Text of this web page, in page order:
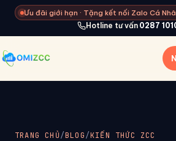
Ưu đãi giới hạn · Tặng kết nối Zalo Cá
Hotline tư vấn 0287
TRANG CHỦ/BLOG/KIẾN THỨC ZCC